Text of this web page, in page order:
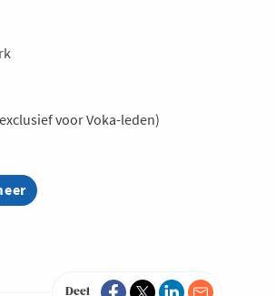
voor Voka-leden)
Deel